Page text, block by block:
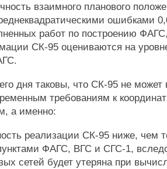
взаимного планового
ошибками
работ по построению
СК-95 оцениваются на
дня таковы, что СК-95 не
требованиям к
а именно:
реализации СК-95 ниже, чем
ФАГС, ВГС и СГС-1,
сетей будет утеряна при